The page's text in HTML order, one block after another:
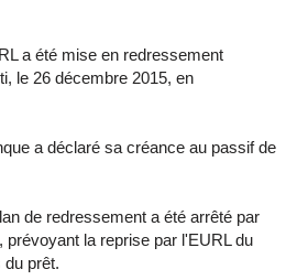
a été mise en redressement
le 26 décembre 2015, en
a déclaré sa créance au passif de
de redressement a été arrêté par
prévoyant la reprise par l'EURL du
du prêt.